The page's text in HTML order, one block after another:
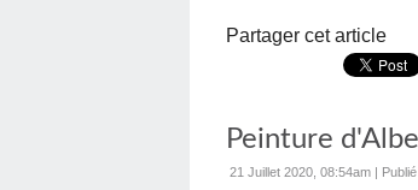
Partager cet article
Peinture
21 Juillet 2020, 08:54am |